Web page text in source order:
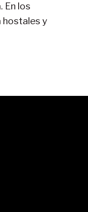
En los
hostales y